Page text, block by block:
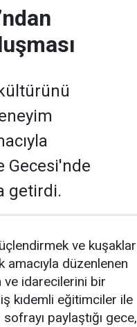
Gecesi'nde
getirdi.
ve kuşaklar
amacıyla düzenlenen
ve idarecilerini bir
kıdemli eğitimciler ile
paylaştığı gece,